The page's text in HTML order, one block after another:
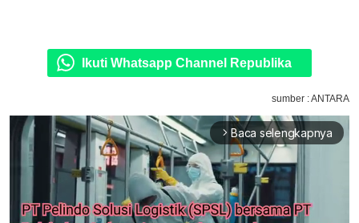
Ikuti Whatsapp Channel Republika
sumber : ANTARA
arrow_forward_ios Baca selengkapnya